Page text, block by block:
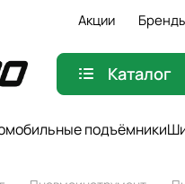
Акции
Каталог
подъёмники